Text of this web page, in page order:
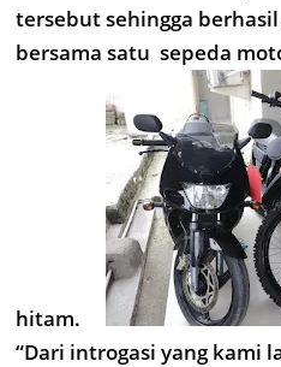
tersebut sehingga
bersama satu sepeda
hitam.
“Dari introgasi yang kami